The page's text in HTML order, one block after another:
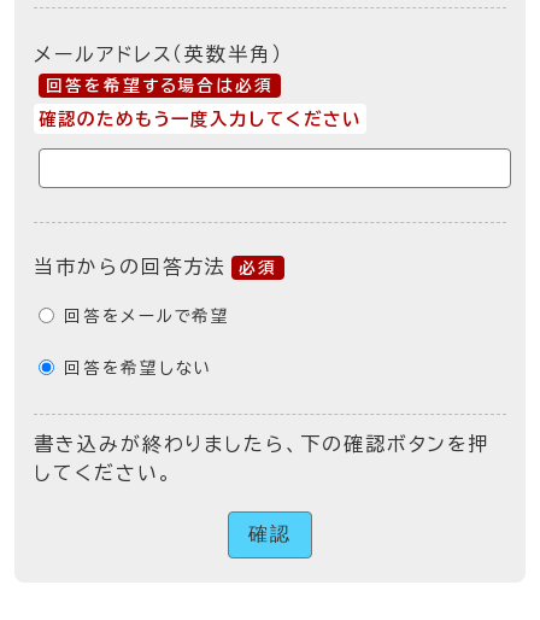
メールアドレス（英数半角）
回答を希望する場合は必須
確認のためもう一度入力してください
当市からの回答方法 必須
回答をメールで希望
回答を希望しない
書き込みが終わりましたら、下の確認ボタンを押
してください。
確認